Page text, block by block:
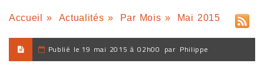
Accueil » Actualités » Par Mois » Mai 2015
Publié le 19 mai 2015 à 02h00 par Philippe